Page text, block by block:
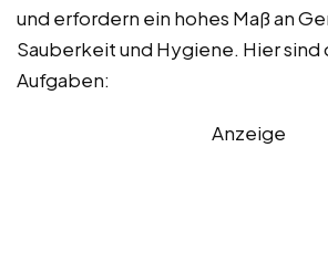
und erfordern ein hohes Maß an
Sauberkeit und Hygiene. Hier
Aufgaben:
Anzeige